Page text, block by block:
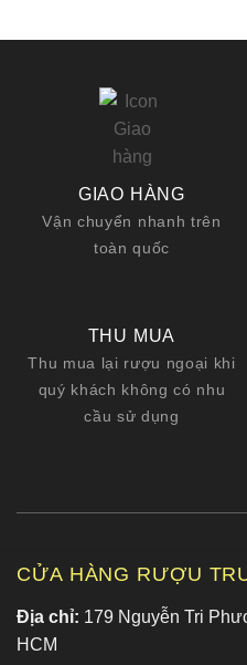
GIAO HÀNG
Vận chuyển nhanh trên
toàn quốc
THU MUA
Thu mua lại rượu ngoại khi
quý khách không có nhu
cầu sử dụng
CỬA HÀNG RƯỢU
Địa chỉ: 179 Nguyễn Tri
HCM